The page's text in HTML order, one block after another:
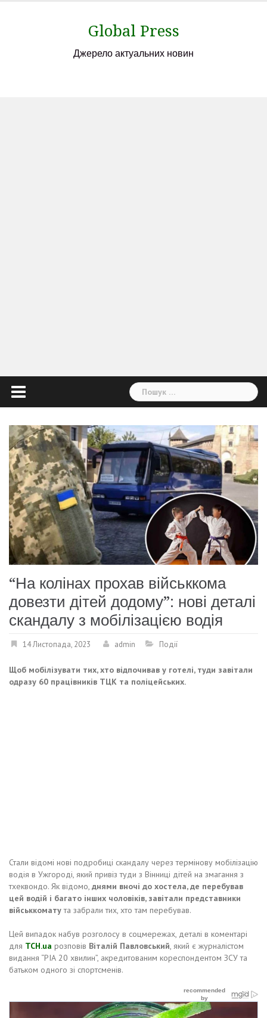
Global Press
Джерело актуальних новин
Пошук:
“На колінах прохав військкома
довезти дітей додому”: нові деталі
скандалу з мобілізацією водія
14 Листопада, 2023 admin Події
Щоб мобілізувати тих, хто відпочивав у готелі, туди завітали
одразу 60 працівників ТЦК та поліцейських.
Стали відомі нові подробиці скандалу через термінову мобілізацію
водія в Ужгороді, який привіз туди з Вінниці дітей на змагання з
тхеквондо. Як відомо, днями вночі до хостела, де перебував
цей водій і багато інших чоловіків, завітали представники
військкоматута забрали тих, хто там перебував.
Цей випадок набув розголосу в соцмережах, деталі в коментарі
для ТСН.ua розповів Віталій Павловський , який є журналістом
видання “РІА 20 хвилин”, акредитованим кореспондентом ЗСУ та
батьком одного зі спортсменів.